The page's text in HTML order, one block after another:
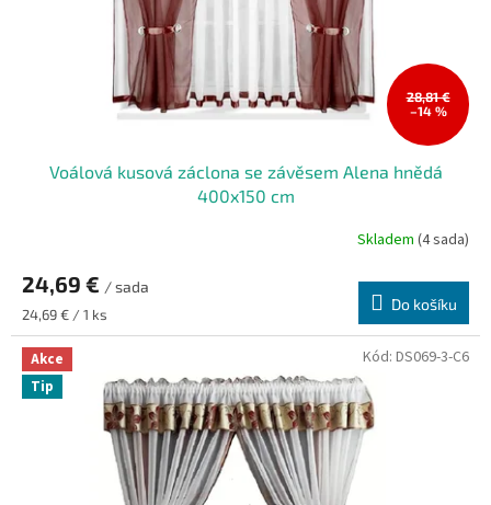
28,81 €
–14 %
Voálová kusová záclona se závěsem Alena hnědá
400x150 cm
produktu
je
5,0
z
5
hvězdiček.
Skladem(4 sada)
24,69 € / sada
Měrná
cena:
24,69 € / 1 ks
Do košíku
Akce
Tip
Kód: DS069-3-C6